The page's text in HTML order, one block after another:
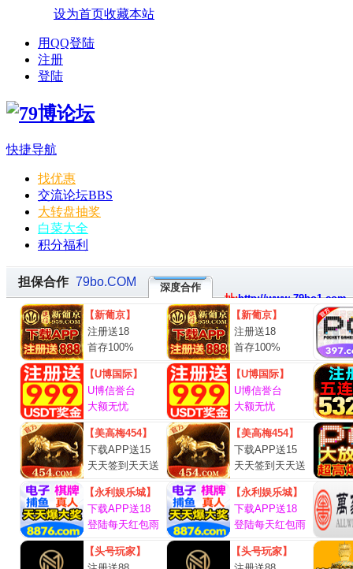
设为首页收藏本站
用QQ登陆
注册
登陆
快捷导航
找优惠
交流论坛BBS
大转盘抽奖
白菜大全
积分福利